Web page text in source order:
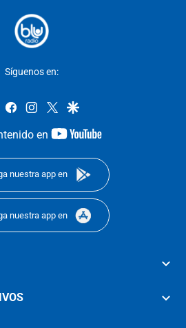
Síguenos en:
whatsappfacebookinstagram
twittergoogle
en
youtube-
nuestra app en
nuestra app en